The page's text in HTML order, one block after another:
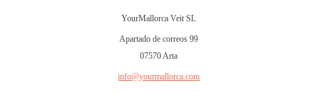
YourMallorca Veit SL
Apartado de correos 99
07570 Arta
info@yourmallorca.com